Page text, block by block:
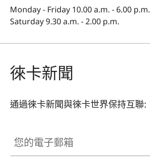
Monday - Friday 10.00 a.m. - 6.00 p.m.
Saturday 9.30 a.m. - 2.00 p.m.
徠卡新聞
通過徠卡新聞與徠卡世界保持互聯: